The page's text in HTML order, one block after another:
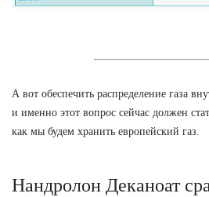
А вот обеспечить распределение газа
и именно этот вопрос сейчас должен
как мы будем хранить европейский газ.
Нандролон Деканоат